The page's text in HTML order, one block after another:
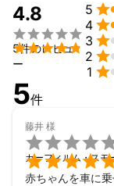
・アルミホイール
付・販売　・自動
・車検・整備　・
成・立体文字・各種
アピールポイント
車検のこと愛車の
ご相談ください。
にお客さまのカー
4.8


5件のレビュ
ー
5 
4 
3 
2 
1 
5件
藤井 様
カーフィルム・スモ
赤ちゃんを車に